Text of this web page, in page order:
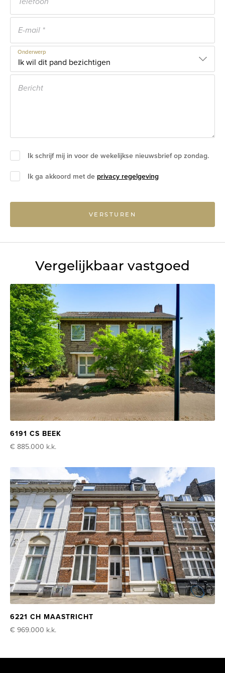
Onderwerp
Ik schrijf mij in voor de wekelijkse nieuwsbrief op zondag.
Ik ga akkoord met de privacy regelgeving
VERSTUREN
Vergelijkbaar vastgoed
6191 CS BEEK
€ 885.000 k.k.
6221 CH MAASTRICHT
€ 969.000 k.k.